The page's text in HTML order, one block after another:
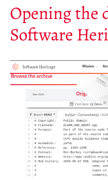
Opening the
Software